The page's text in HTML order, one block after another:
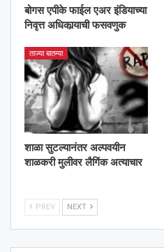
बोगस एपीके फाईल एअर इंडियाच्या
निवृत्त अधिकार्‍याची फसवणुक
ताज्या बातम्या
शाळा सुटल्यानंतर अल्पवयीन
शाळकरी मुलीवर लैगिंक अत्याचार
PREV NEXT